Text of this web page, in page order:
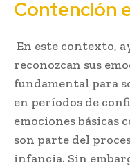
Contención
En este contexto,
reconozcan sus
fundamental para
en períodos de
emociones básicas
son parte del
infancia. Sin